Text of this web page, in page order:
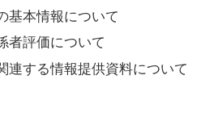
基本情報について
者評価について
連する情報提供資料について